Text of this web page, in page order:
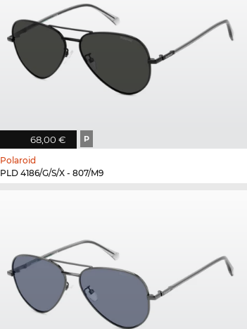
68,00 € P
Polaroid
PLD 4186/G/S/X - 807/M9